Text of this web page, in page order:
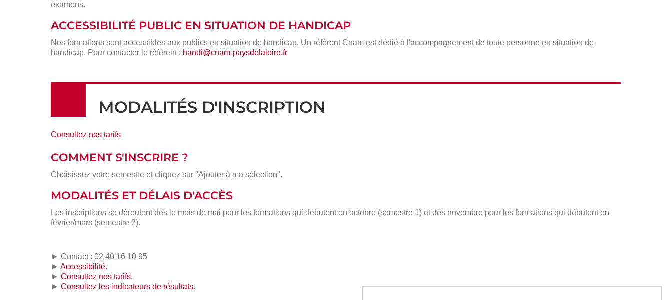
examens.
ACCESSIBILITÉ PUBLIC EN SITUATION DE HANDICAP
Nos formations sont accessibles aux publics en situation de handicap. Un référent Cnam est dédié à l'accompagnement de toute personne en situation de
handicap. Pour contacter le référent : handi@cnam-paysdelaloire.fr
MODALITÉS D'INSCRIPTION
Consultez nos tarifs
COMMENT S'INSCRIRE ?
Choisissez votre semestre et cliquez sur "Ajouter à ma sélection".
MODALITÉS ET DÉLAIS D'ACCÈS
Les inscriptions se déroulent dès le mois de mai pour les formations qui débutent en octobre (semestre 1) et dès novembre pour les formations qui débutent en
février/mars (semestre 2).
► Contact : 02 40 16 10 95
► Accessibilité.
► Consultez nos tarifs.
► Consultez les indicateurs de résultats.